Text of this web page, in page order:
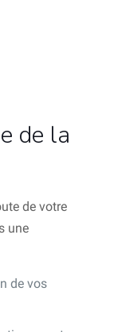
de la
de votre
une
de vos